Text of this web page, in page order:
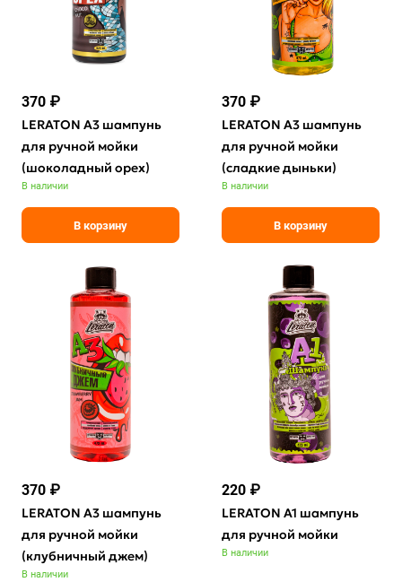
370 ₽
LERATON A3 шампунь
для ручной мойки
(шоколадный орех)
В наличии
В корзину
370 ₽
LERATON A3 шампунь
для ручной мойки
(сладкие дыньки)
В наличии
В корзину
370 ₽
LERATON A3 шампунь
для ручной мойки
(клубничный джем)
В наличии
220 ₽
LERATON A1 шампунь
для ручной мойки
В наличии